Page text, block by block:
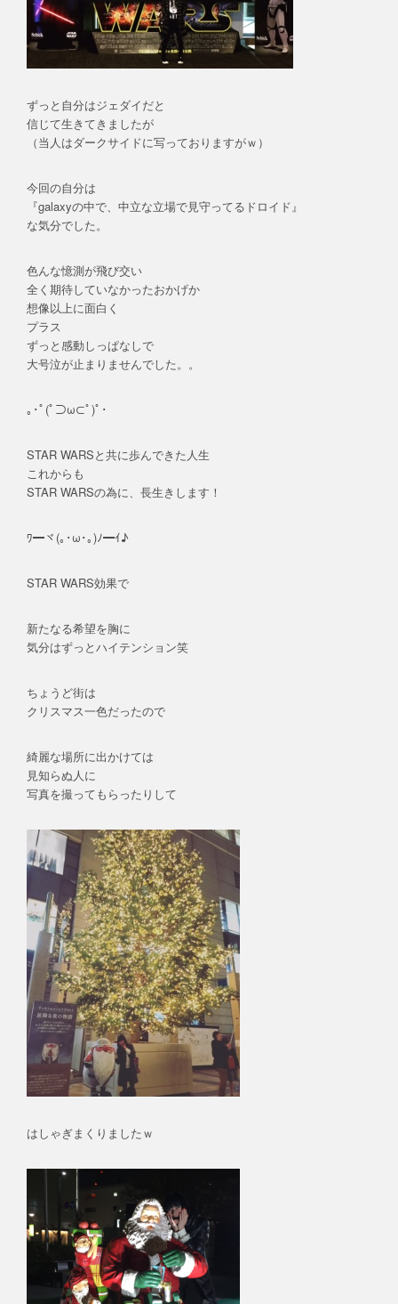
ずっと自分はジェダイだと
信じて生きてきましたが
（当人はダークサイドに写っておりますがｗ）
今回の自分は
『galaxyの中で、中立な立場で見守ってるドロイド』
な気分でした。
色んな憶測が飛び交い
全く期待していなかったおかげか
想像以上に面白く
プラス
ずっと感動しっぱなしで
大号泣が止まりませんでした。。
｡･ﾟ(ﾟ⊃ω⊂ﾟ)ﾟ･
STAR WARSと共に歩んできた人生
これからも
STAR WARSの為に、長生きします！
ﾜ━ヾ(｡･ω･｡)ﾉ━ｲ♪
STAR WARS効果で
新たなる希望を胸に
気分はずっとハイテンション笑
ちょうど街は
クリスマス一色だったので
綺麗な場所に出かけては
見知らぬ人に
写真を撮ってもらったりして
はしゃぎまくりましたｗ